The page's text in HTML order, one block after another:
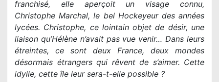
franchisé, elle aperçoit un visage connu,
Christophe Marchal, le bel Hockeyeur des années
lycées. Christophe, ce lointain objet de désir, une
liaison qu’Hélène n’avait pas vue venir… Dans leurs
étreintes, ce sont deux France, deux mondes
désormais étrangers qui rêvent de s’aimer. Cette
idylle, cette île leur sera-t-elle possible ?